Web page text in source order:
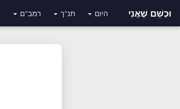
וּכְשֵׁם שֶׁאֲנִי היום תנ"ך רמב"ם